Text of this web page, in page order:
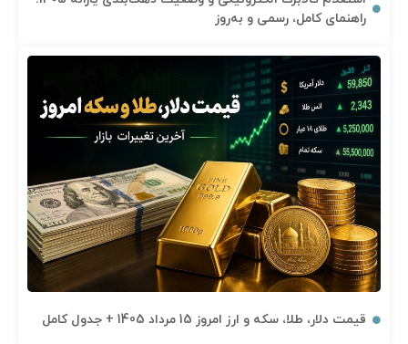
راهنمای کامل، رسمی و به‌روز
قیمت دلار، طلا، سکه و ارز امروز 15 مرداد 1405 + جدول کامل